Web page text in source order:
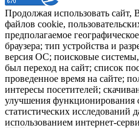
Продолжая использовать сайт,
файлов cookie,
предполагаемое
браузера; тип устройства и
версия ОС; поисковые
был переход на сайт; список
проведенное время на сайте;
интересы посетителей;
улучшения функционирования
статистических исследований
использованием интернет-